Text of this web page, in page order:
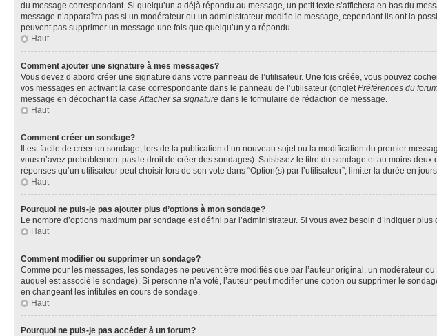
du message correspondant. Si quelqu’un a déjà répondu au message, un petit texte s’affichera en bas du
message n’apparaîtra pas si un modérateur ou un administrateur modifie le message, cependant ils ont la
peuvent pas supprimer un message une fois que quelqu’un y a répondu.
Haut
Comment ajouter une signature à mes messages?
Vous devez d’abord créer une signature dans votre panneau de l’utilisateur. Une fois créée, vous pouvez
vos messages en activant la case correspondante dans le panneau de l’utilisateur (ongletPréférences du
message en décochant la caseAttacher sa signature dans le formulaire de rédaction de message.
Haut
Comment créer un sondage?
Il est facile de créer un sondage, lors de la publication d’un nouveau sujet ou la modification du premier
vous n’avez probablement pas le droit de créer des sondages). Saisissez le titre du sondage et au moins
réponses qu’un utilisateur peut choisir lors de son vote dans “Option(s) par l’utilisateur”, limiter la durée en
Haut
Pourquoi ne puis-je pas ajouter plus d’options à mon sondage?
Le nombre d’options maximum par sondage est défini par l’administrateur. Si vous avez besoin d’indiquer plus
Haut
Comment modifier ou supprimer un sondage?
Comme pour les messages, les sondages ne peuvent être modifiés que par l’auteur original, un modérateur
auquel est associé le sondage). Si personne n’a voté, l’auteur peut modifier une option ou supprimer le
en changeant les intitulés en cours de sondage.
Haut
Pourquoi ne puis-je pas accéder à un forum?